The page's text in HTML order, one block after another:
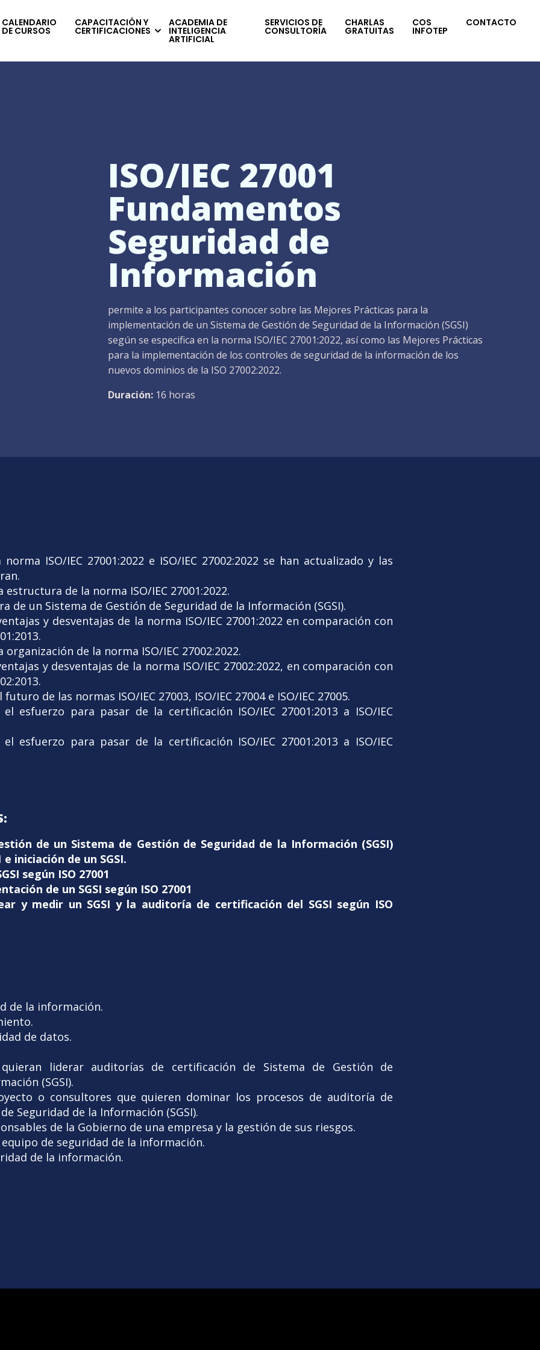
CALENDARIO
DE CURSOS
CAPACITACIÓN Y
CERTIFICACIONES
ACADEMIA DE
INTELIGENCIA
ARTIFICIAL
SERVICIOS DE
CONSULTORÍA
CHARLAS
GRATUITAS
COS
INFOTEP
CONTACTO
ISO/IEC 27001
Fundamentos
Seguridad de
Información
permite a los participantes conocer sobre las Mejores Prácticas para la
implementación de un Sistema de Gestión de Seguridad de la Información (SGSI)
según se especifica en la norma ISO/IEC 27001:2022, así como las Mejores Prácticas
para la implementación de los controles de seguridad de la información de los
nuevos dominios de la ISO 27002:2022.
Duración:16 horas
ISO/IEC 27001:2022 e ISO/IEC 27002:2022 se han actualizado y las
de la norma ISO/IEC 27001:2022.
de un Sistema de Gestión de Seguridad de la Información (SGSI).
y desventajas de la norma ISO/IEC 27001:2022 en comparación con
de la norma ISO/IEC 27002:2022.
y desventajas de la norma ISO/IEC 27002:2022, en comparación con
de las normas ISO/IEC 27003, ISO/IEC 27004 e ISO/IEC 27005.
esfuerzo para pasar de la certificación ISO/IEC 27001:2013 a ISO/IEC
esfuerzo para pasar de la certificación ISO/IEC 27001:2013 a ISO/IEC
de un Sistema de Gestión de Seguridad de la Información (SGSI)
e iniciación de un SGSI.
según ISO 27001
de un SGSI según ISO 27001
y medir un SGSI y la auditoría de certificación del SGSI según ISO
de la información.
de datos.
liderar auditorías de certificación de Sistema de Gestión de
(SGSI).
o consultores que quieren dominar los procesos de auditoría de
Seguridad de la Información (SGSI).
de la Gobierno de una empresa y la gestión de sus riesgos.
de seguridad de la información.
de la información.